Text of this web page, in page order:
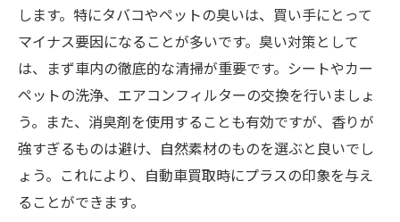
します。特にタバコやペットの臭いは、買い手にとって
マイナス要因になることが多いです。臭い対策として
は、まず車内の徹底的な清掃が重要です。シートやカー
ペットの洗浄、エアコンフィルターの交換を行いましょ
う。また、消臭剤を使用することも有効ですが、香りが
強すぎるものは避け、自然素材のものを選ぶと良いでし
ょう。これにより、自動車買取時にプラスの印象を与え
ることができます。